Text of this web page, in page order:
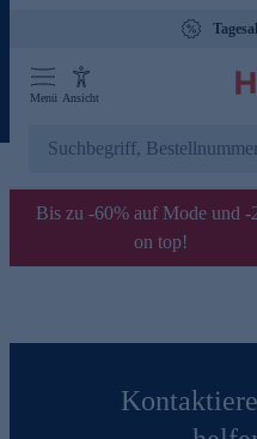
Menü Ansicht
Bis zu -60% auf Mode und -
on top!